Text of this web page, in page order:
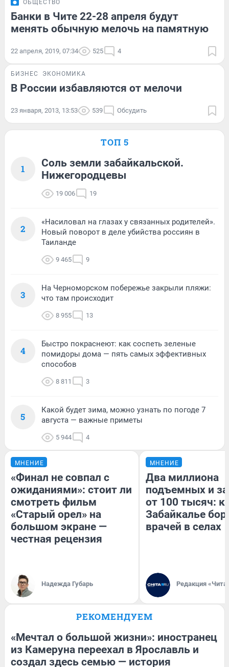
ОБЩЕСТВО
Банки в Чите 22-28 апреля будут
менять обычную мелочь на памятную
22 апреля, 2019, 07:34 525 4
БИЗНЕС ЭКОНОМИКА
В России избавляются от мелочи
23 января, 2013, 13:53 539 Обсудить
ТОП 5
1
Соль земли забайкальской.
Нижегородцевы
19 006 19
2
«Насиловал на глазах у связанных родителей».
Новый поворот в деле убийства россиян в
Таиланде
9 465 9
3
На Черноморском побережье закрыли пляжи:
что там происходит
8 955 13
4
Быстро покраснеют: как соспеть зеленые
помидоры дома — пять самых эффективных
способов
8 811 3
5
Какой будет зима, можно узнать по погоде 7
августа — важные приметы
5 944 4
МНЕНИЕ
«Финал не совпал с
ожиданиями»: стоит ли
смотреть фильм
«Старый орел» на
большом экране —
честная рецензия
Надежда Губарь
МНЕНИЕ
Два миллиона
подъемных и
от 100 тысяч:
Забайкалье
врачей в селах
Редакция
РЕКОМЕНДУЕМ
«Мечтал о большой жизни»: иностранец
из Камеруна переехал в Ярославль и
создал здесь семью — история